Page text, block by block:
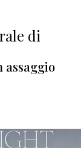
di
assaggio